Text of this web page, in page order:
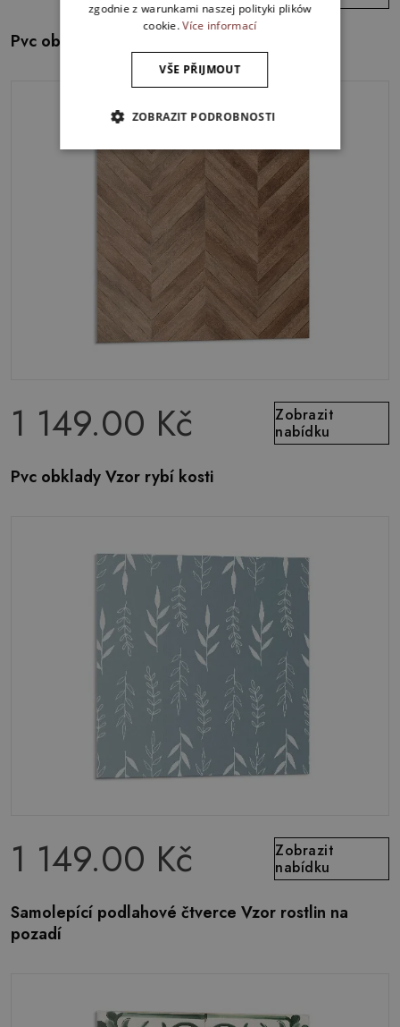
Pvc obklady Motiv ptáka mezi rostlinami
1 149.00 Kč
Zobrazit
nabídku
Pvc obklady Vzor rybí kosti
1 149.00 Kč
Zobrazit
nabídku
Samolepící podlahové čtverce Vzor rostlin na
pozadí
zgodnie z warunkami naszej polityki plików
cookie.Více informací
VŠE PŘIJMOUT
ZOBRAZIT PODROBNOSTI